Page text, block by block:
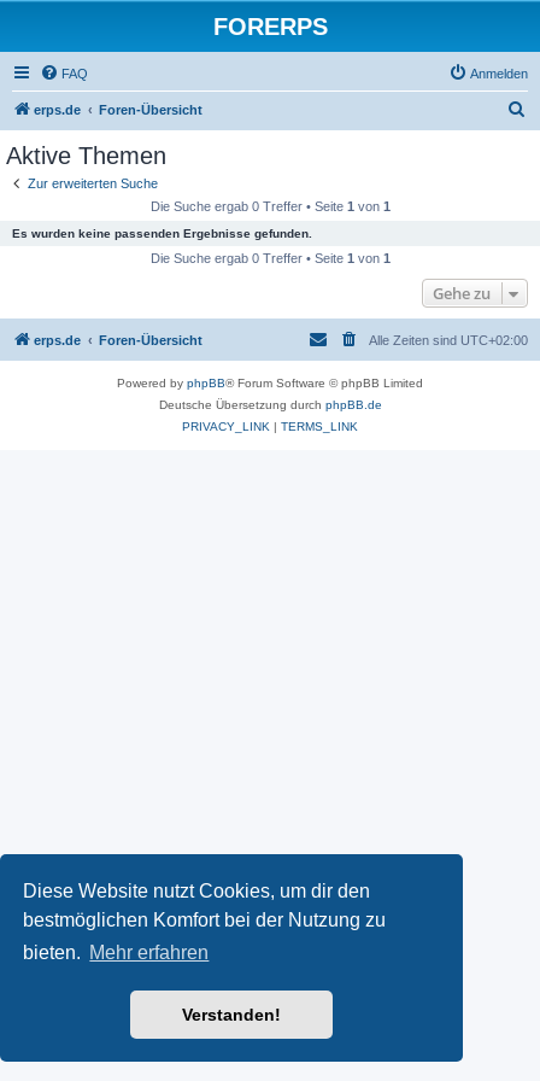
Diese Website nutzt Cookies, um dir den
bestmöglichen Komfort bei der Nutzung zu
bieten. Mehr erfahren
Verstanden!
FORERPS
FAQ Anmelden
erps.de Foren-Übersicht
Aktive Themen
Zur erweiterten Suche
Die Suche ergab 0 Treffer • Seite 1 von 1
Es wurden keine passenden Ergebnisse gefunden.
Die Suche ergab 0 Treffer • Seite 1 von 1
Gehe zu
erps.de Foren-Übersicht Alle Zeiten sind UTC+02:00
Powered by phpBB® Forum Software © phpBB Limited
Deutsche Übersetzung durch phpBB.de
PRIVACY_LINK | TERMS_LINK